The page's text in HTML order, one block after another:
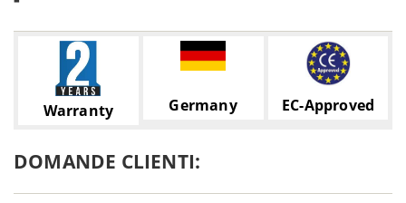
Warranty Germany EC-Approved
DOMANDE CLIENTI: